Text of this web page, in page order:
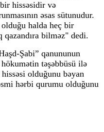
hissəsidir və
əsas sütunudur.
halda heç bir
qazandıra bilməz" dedi.
Şabi” qanununun
təşəbbüsü ilə
olduğunu bəyan
hərbi qurumu olduğunu